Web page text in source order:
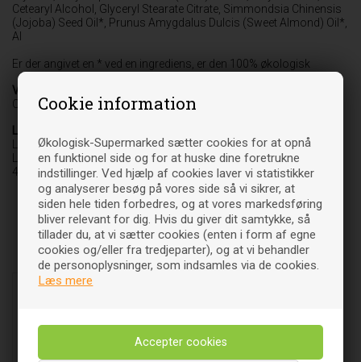
Cookie information
Økologisk-Supermarked sætter cookies for at opnå
en funktionel side og for at huske dine foretrukne
indstillinger. Ved hjælp af cookies laver vi statistikker
og analyserer besøg på vores side så vi sikrer, at
siden hele tiden forbedres, og at vores markedsføring
bliver relevant for dig. Hvis du giver dit samtykke, så
tillader du, at vi sætter cookies (enten i form af egne
cookies og/eller fra tredjeparter), og at vi behandler
de personoplysninger, som indsamles via de cookies.
Læs mere
Cetearyl Alcohol, Glyceryl Stearate Citrate, Simmondsia Chinensis
(Jojoba) Seed Oil*, Prunus Amygdalus Dulcis (Sweet Almond) Oil*,
Al
Er der angivet en * ved en ingrediens, er den 100% økologisk
Varebetegnelse
Creme
Leverandør
Lavera
Laverana International AGKlybeckstrasse 141
4057 Basel-Stadt
Relaterede varer